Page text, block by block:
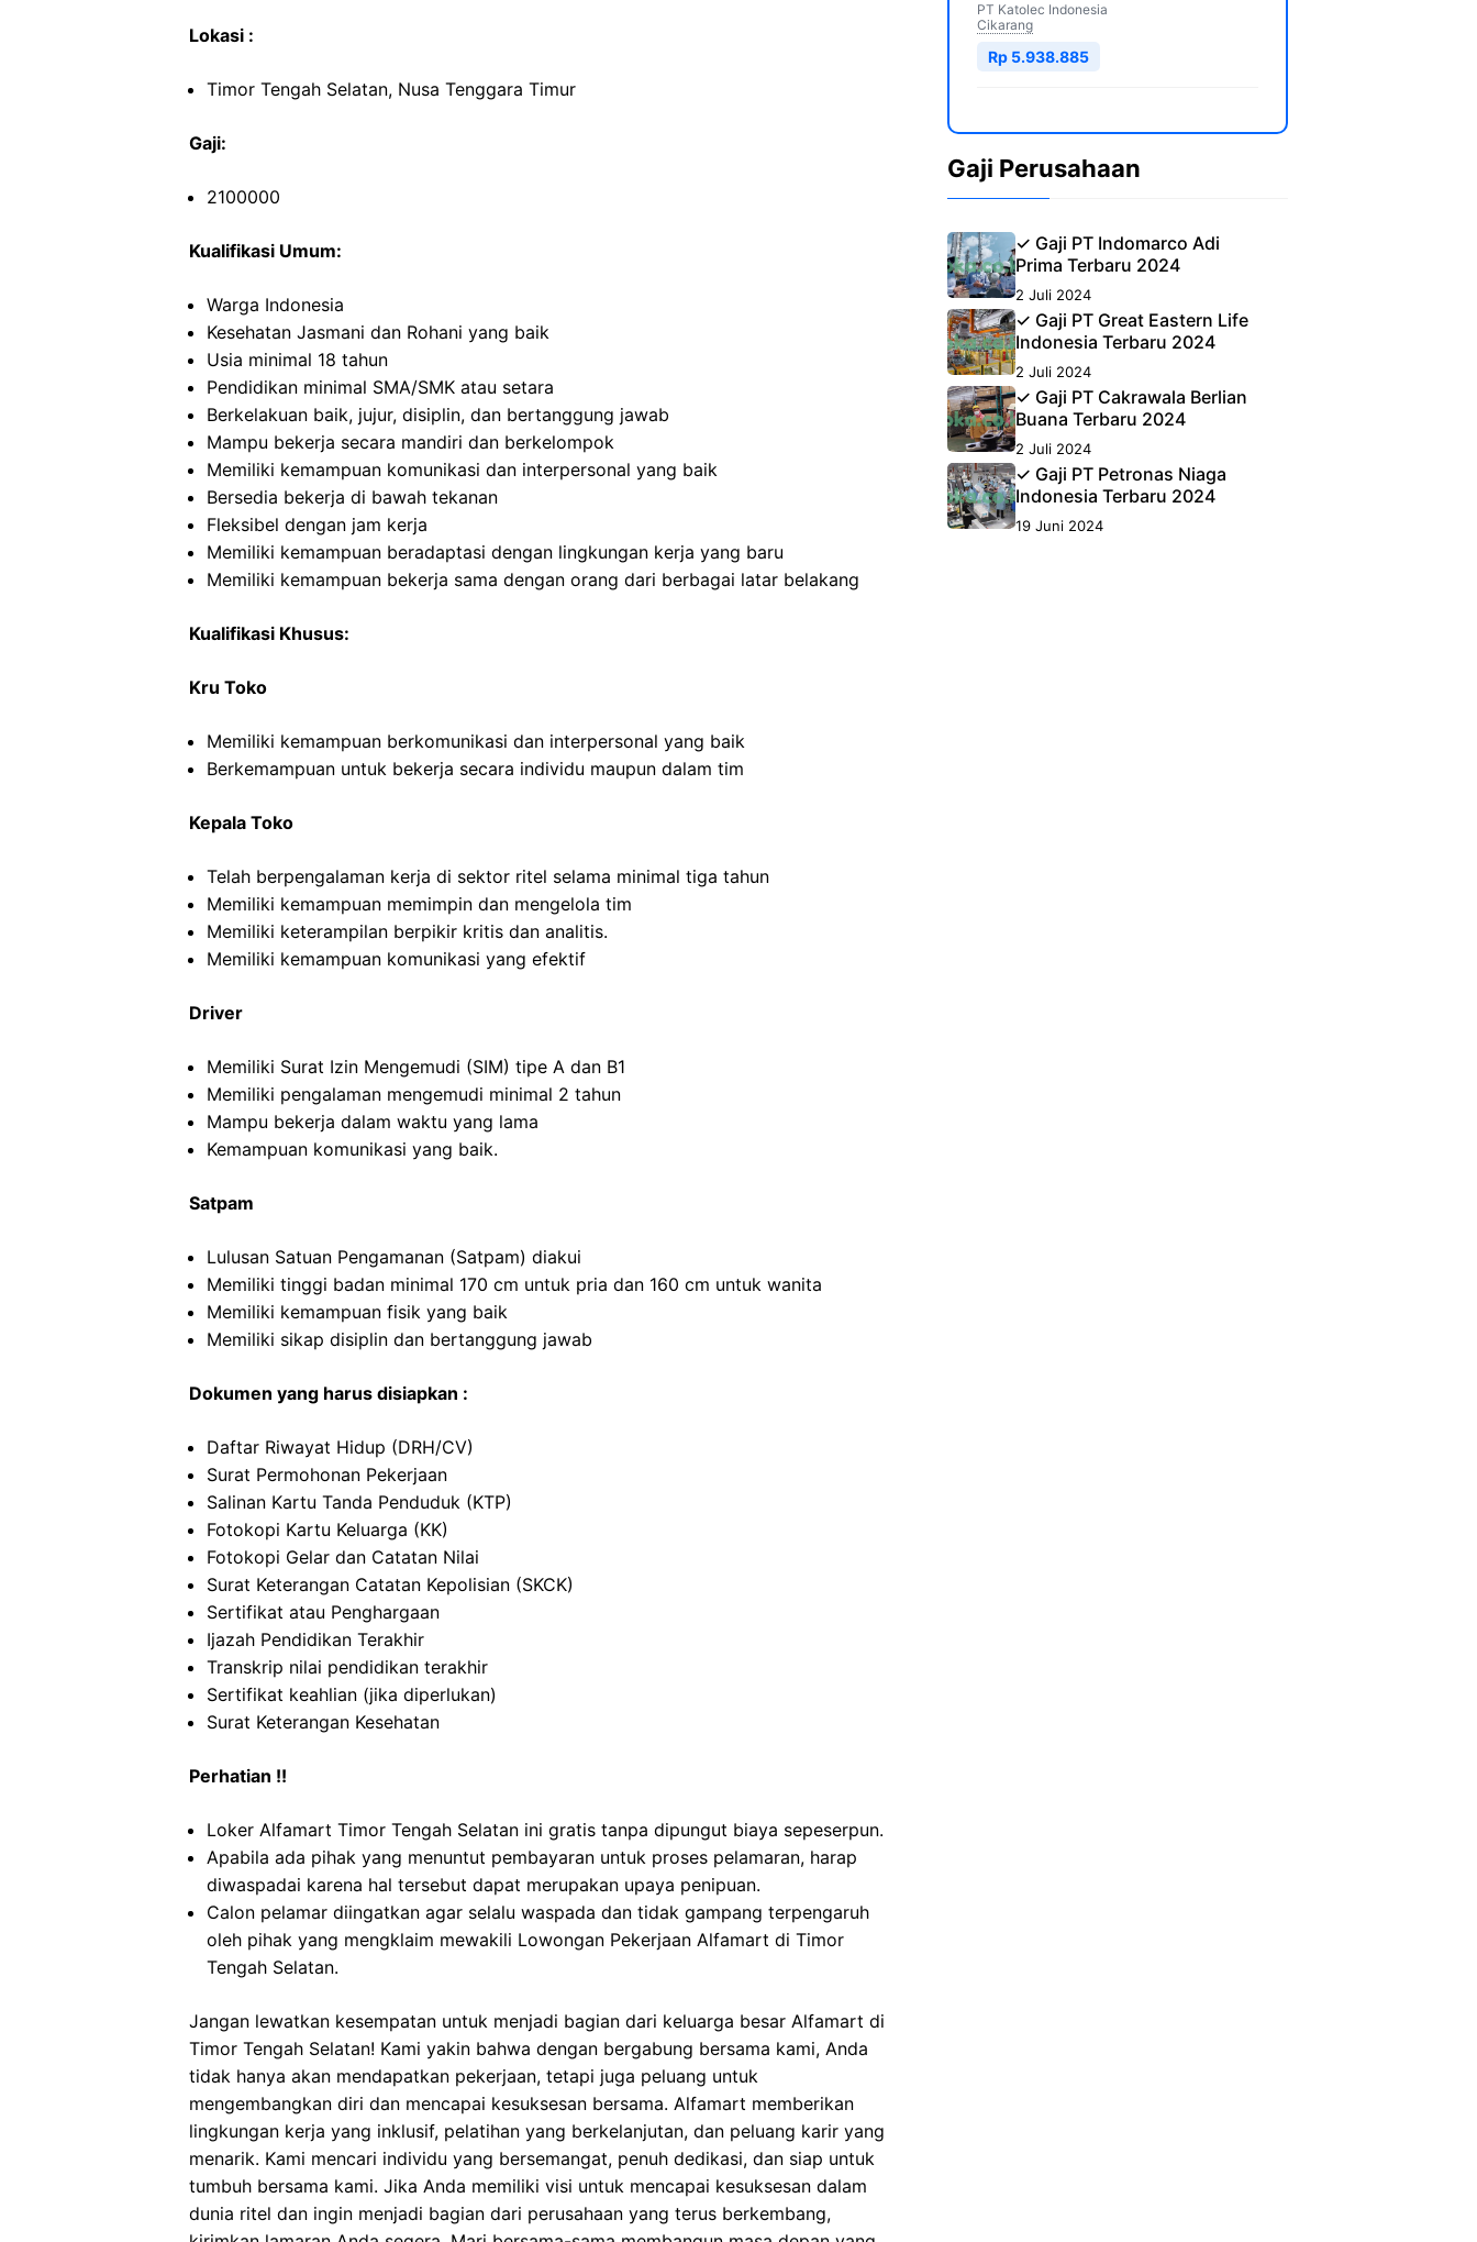
Lokasi :
Timor Tengah Selatan, Nusa Tenggara Timur
Gaji:
2100000
Kualifikasi Umum:
Warga Indonesia
Kesehatan Jasmani dan Rohani yang baik
Usia minimal 18 tahun
Pendidikan minimal SMA/SMK atau setara
Berkelakuan baik, jujur, disiplin, dan bertanggung jawab
Mampu bekerja secara mandiri dan berkelompok
Memiliki kemampuan komunikasi dan interpersonal yang baik
Bersedia bekerja di bawah tekanan
Fleksibel dengan jam kerja
Memiliki kemampuan beradaptasi dengan lingkungan kerja yang baru
Memiliki kemampuan bekerja sama dengan orang dari berbagai latar belakang
Kualifikasi Khusus:
Kru Toko
Memiliki kemampuan berkomunikasi dan interpersonal yang baik
Berkemampuan untuk bekerja secara individu maupun dalam tim
Kepala Toko
Telah berpengalaman kerja di sektor ritel selama minimal tiga tahun
Memiliki kemampuan memimpin dan mengelola tim
Memiliki keterampilan berpikir kritis dan analitis.
Memiliki kemampuan komunikasi yang efektif
Driver
Memiliki Surat Izin Mengemudi (SIM) tipe A dan B1
Memiliki pengalaman mengemudi minimal 2 tahun
Mampu bekerja dalam waktu yang lama
Kemampuan komunikasi yang baik.
Satpam
Lulusan Satuan Pengamanan (Satpam) diakui
Memiliki tinggi badan minimal 170 cm untuk pria dan 160 cm untuk wanita
Memiliki kemampuan fisik yang baik
Memiliki sikap disiplin dan bertanggung jawab
Dokumen yang harus disiapkan :
Daftar Riwayat Hidup (DRH/CV)
Surat Permohonan Pekerjaan
Salinan Kartu Tanda Penduduk (KTP)
Fotokopi Kartu Keluarga (KK)
Fotokopi Gelar dan Catatan Nilai
Surat Keterangan Catatan Kepolisian (SKCK)
Sertifikat atau Penghargaan
Ijazah Pendidikan Terakhir
Transkrip nilai pendidikan terakhir
Sertifikat keahlian (jika diperlukan)
Surat Keterangan Kesehatan
Perhatian !!
Loker Alfamart Timor Tengah Selatan ini gratis tanpa dipungut biaya sepeserpun.
Apabila ada pihak yang menuntut pembayaran untuk proses pelamaran, harap
diwaspadai karena hal tersebut dapat merupakan upaya penipuan.
Calon pelamar diingatkan agar selalu waspada dan tidak gampang terpengaruh
oleh pihak yang mengklaim mewakili Lowongan Pekerjaan Alfamart di Timor
Tengah Selatan.
Jangan lewatkan kesempatan untuk menjadi bagian dari keluarga besar Alfamart di
Timor Tengah Selatan! Kami yakin bahwa dengan bergabung bersama kami, Anda
tidak hanya akan mendapatkan pekerjaan, tetapi juga peluang untuk
mengembangkan diri dan mencapai kesuksesan bersama. Alfamart memberikan
lingkungan kerja yang inklusif, pelatihan yang berkelanjutan, dan peluang karir yang
menarik. Kami mencari individu yang bersemangat, penuh dedikasi, dan siap untuk
tumbuh bersama kami. Jika Anda memiliki visi untuk mencapai kesuksesan dalam
dunia ritel dan ingin menjadi bagian dari perusahaan yang terus berkembang,
PT Katolec Indonesia
Cikarang
Rp 5.938.885
Gaji Perusahaan
✓ Gaji PT Indomarco Adi
Prima Terbaru 2024
2 Juli 2024
✓ Gaji PT Great Eastern Life
Indonesia Terbaru 2024
2 Juli 2024
✓ Gaji PT Cakrawala Berlian
Buana Terbaru 2024
2 Juli 2024
✓ Gaji PT Petronas Niaga
Indonesia Terbaru 2024
19 Juni 2024